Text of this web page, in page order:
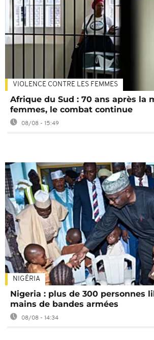
VIOLENCE CONTRE LES FEMMES
Afrique du Sud : 70 ans après la
femmes, le combat continue
08/08 - 15:49
NIGÉRIA
Nigeria : plus de 300 personnes
mains de bandes armées
08/08 - 14:34